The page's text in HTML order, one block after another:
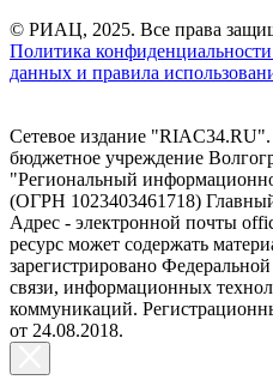
© РИАЦ, 2025. Все права
Политика
данных и правила
Сетевое издание "RIAC34.RU".
бюджетное учреждение
"Региональный
(ОГРН 1023403461718)
Адрес - электронной почты
ресурс может содержать
зарегистрировано
связи, информационных
коммуникаций.
от 24.08.2018.